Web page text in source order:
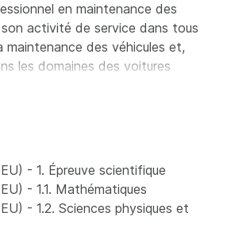
en maintenance des
activité de service dans tous
maintenance des véhicules et,
les domaines des voitures
de transport routier ou
qui dépendent des
constructeurs ;
qui traitent les véhicules
- 1. Épreuve scientifique
- 1.1. Mathématiques
- 1.2. Sciences physiques et